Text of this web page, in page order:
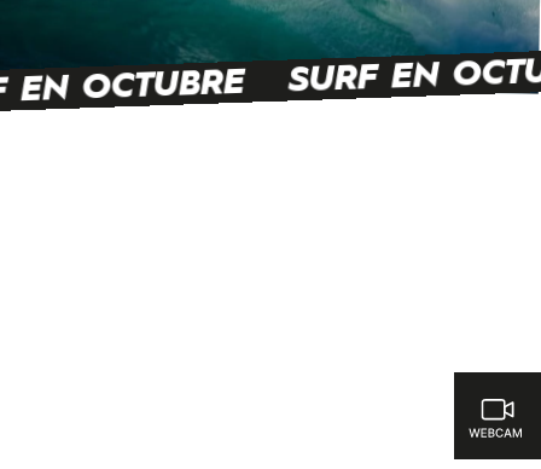
EN OCTUBRE SURF EN